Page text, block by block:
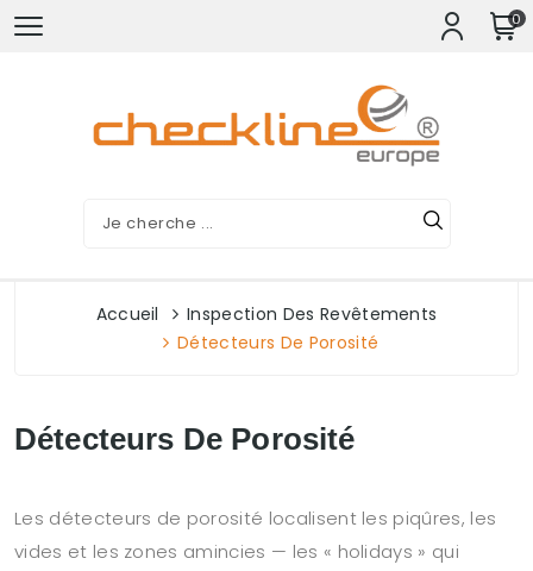
0
Accueil
Inspection Des Revêtements
Détecteurs De Porosité
Détecteurs De Porosité
Les détecteurs de porosité localisent les piqûres, les
vides et les zones amincies — les « holidays » qui